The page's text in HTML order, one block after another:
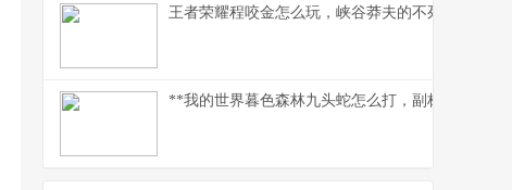
王者荣耀程咬金怎么玩，峡谷莽夫的不死运营之道
**我的世界暮色森林九头蛇怎么打，副标题：烈焰